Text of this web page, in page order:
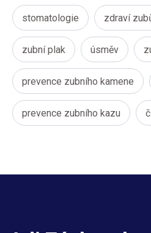
stomatologie zdraví
zubní plak úsměv
prevence zubního kamene
prevence zubního kazu